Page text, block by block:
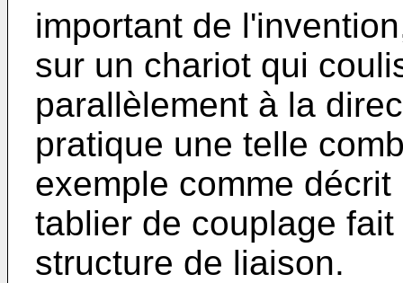
important de
sur un chariot qui
parallèlement à la
pratique une telle
exemple comme
tablier de couplage
structure de liaison.